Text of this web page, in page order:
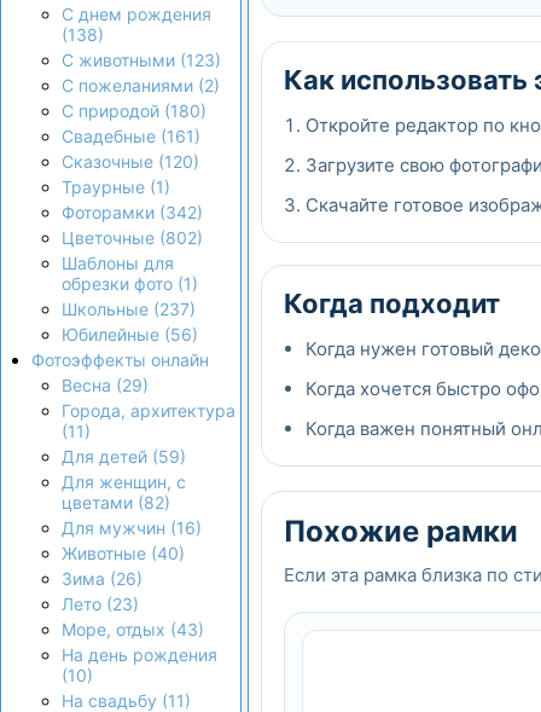
С днем рождения
(138)
С животными (123)
С пожеланиями (2)
С природой (180)
Свадебные (161)
Сказочные (120)
Траурные (1)
Фоторамки (342)
Цветочные (802)
Шаблоны для
обрезки фото (1)
Школьные (237)
Юбилейные (56)
Фотоэффекты онлайн
Весна (29)
Города, архитектура
(11)
Для детей (59)
Для женщин, с
цветами (82)
Для мужчин (16)
Животные (40)
Зима (26)
Лето (23)
Море, отдых (43)
На день рождения
(10)
На свадьбу (11)
Как использовать
Откройте редактор по
Загрузите свою
Скачайте готовое
Когда подходит
Когда нужен готовый
Когда хочется быстро
Когда важен понятный
Похожие рамки
Если эта рамка близка по